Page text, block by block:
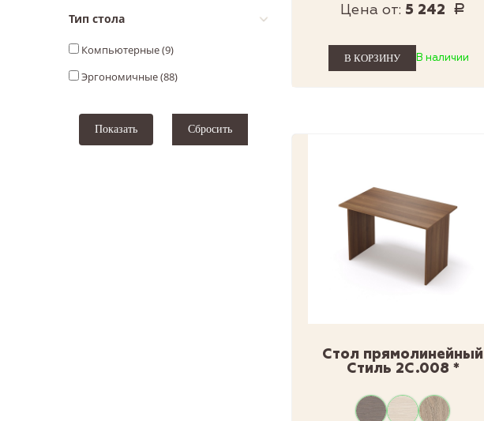
Тип стола
Компьютерные (9)
Эргономичные (88)
Цена от: 5 242 Р
В наличии
Стол прямолинейный
Стиль 2С.008 *